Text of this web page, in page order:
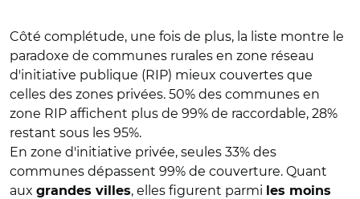
Côté complétude, une fois de plus, la liste montre le
paradoxe de communes rurales en zone réseau
d'initiative publique (RIP) mieux couvertes que
celles des zones privées. 50% des communes en
zone RIP affichent plus de 99% de raccordable, 28%
restant sous les 95%.
En zone d'initiative privée, seules 33% des
communes dépassent 99% de couverture. Quant
aux grandes villes, elles figurent parmi
les moins